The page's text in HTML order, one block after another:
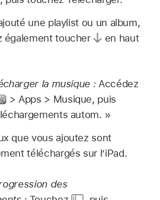
une playlist ou un album,
également toucher
en haut
la musique :Accédez
> Apps > Musique, puis
autom. »
que vous ajoutez sont
téléchargés sur l’iPad.
des